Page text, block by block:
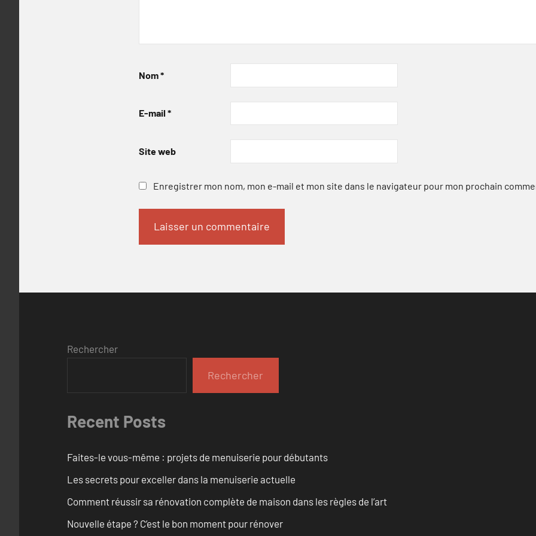
Nom*
E-mail *
Site web
Enregistrer mon nom, mon e-mail et mon site dans le navigateur pour mon prochain
Rechercher
Rechercher
Recent Posts
Faites-le vous-même : projets de menuiserie pour débutants
Les secrets pour exceller dans la menuiserie actuelle
Comment réussir sa rénovation complète de maison dans les règles de l’art
Nouvelle étape ? C’est le bon moment pour rénover